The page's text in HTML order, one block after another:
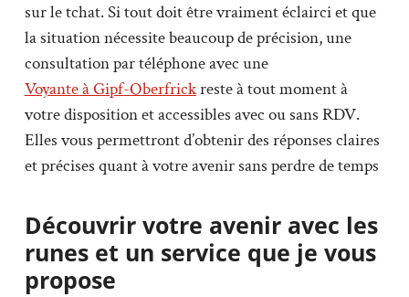
sur le tchat. Si tout doit être vraiment éclairci et que
la situation nécessite beaucoup de précision, une
consultation par téléphone avec une
Voyante à Gipf-Oberfrickreste à tout moment à
votre disposition et accessibles avec ou sans RDV.
Elles vous permettront d’obtenir des réponses claires
et précises quant à votre avenir sans perdre de temps
Découvrir votre avenir avec les
runes et un service que je vous
propose